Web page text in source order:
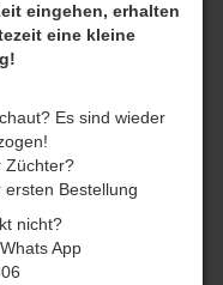
eingehen, erhalten
eine kleine
Es sind wieder
Züchter?
Bestellung
nicht?
App